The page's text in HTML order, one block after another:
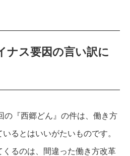
ナス要因の言い訳に
の『西郷どん』の件は、働き方
るとはいいがたいものです。
るのは、間違った働き方改革